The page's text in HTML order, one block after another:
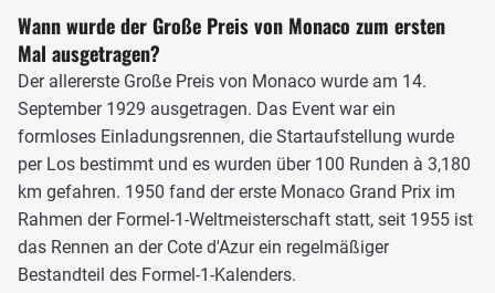
Das Layout des Circuit de Monaco
Wann wurde der Große Preis von Monaco zum ersten
Mal ausgetragen?
Der allererste Große Preis von Monaco wurde am 14.
September 1929 ausgetragen. Das Event war ein
formloses Einladungsrennen, die Startaufstellung wurde
per Los bestimmt und es wurden über 100 Runden à 3,180
km gefahren. 1950 fand der erste Monaco Grand Prix im
Rahmen der Formel-1-Weltmeisterschaft statt, seit 1955 ist
das Rennen an der Cote d'Azur ein regelmäßiger
Bestandteil des Formel-1-Kalenders.